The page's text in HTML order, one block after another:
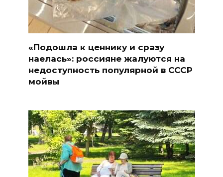
«Подошла к ценнику и сразу
наелась»: россияне жалуются на
недоступность популярной в СССР
мойвы